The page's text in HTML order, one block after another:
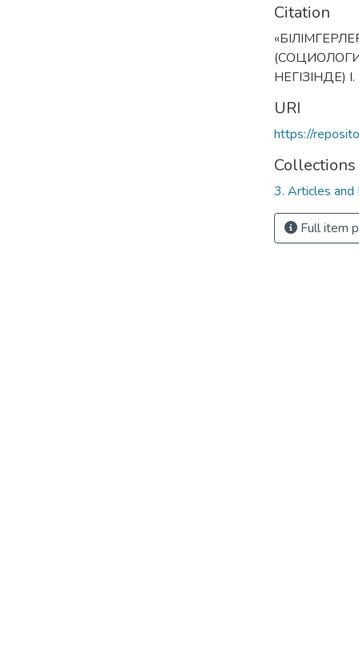
Citation
НЕГІЗІНДЕ)
URI
https://
Collections
3. Articles and
Full item